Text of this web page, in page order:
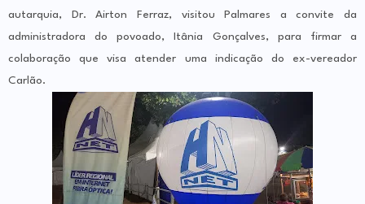
autarquia, Dr. Airton Ferraz, visitou Palmares a convite da
administradora do povoado, Itânia Gonçalves, para firmar a
colaboração que visa atender uma indicação do ex-vereador
Carlão.